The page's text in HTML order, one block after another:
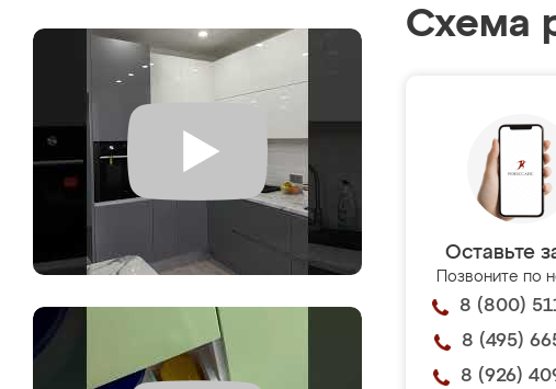
Схема
Оставьте
Позвоните по
8 (800)
8 (495)
8 (926)